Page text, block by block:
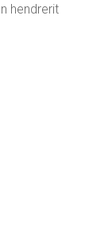
hendrerit